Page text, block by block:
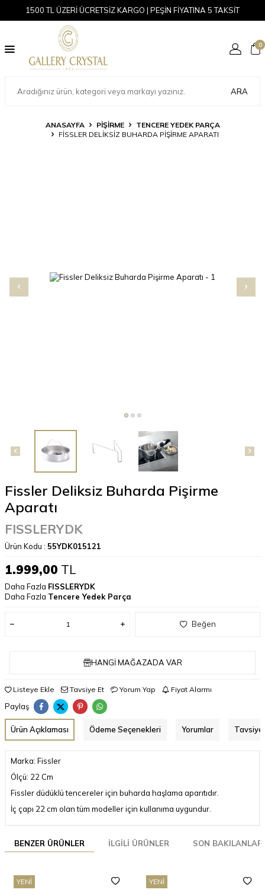
1500 TL ÜZERİ ÜCRETSİZ KARGO | PEŞİN FİYATINA 5 TAKSİT
ARA
0
ANASAYFA PİŞİRME
TENCERE YEDEK PARÇA
FISSLER DELIKSIZ BUHARDA PIŞIRME APARATI
Fissler Deliksiz Buharda Pişirme
Aparatı
FISSLERYDK
Ürün Kodu : 55YDK015121
1.999,00 TL
Daha Fazla FISSLERYDK
Daha Fazla Tencere Yedek Parça
Beğen
HANGI MAĞAZADA VAR
Listeye Ekle Tavsiye Et Yorum Yap Fiyat Alarmı
Paylaş
Ürün Açıklaması Ödeme Seçenekleri Yorumlar Tavsiye
Marka: Fissler
Ölçü: 22 Cm
Fissler düdüklü tencereler için buharda haşlama aparıtıdır.
İç çapı 22 cm olan tüm modeller için kullanıma uygundur.
BENZER ÜRÜNLER İLGILI ÜRÜNLER SON BAKILANLAR
YENI YENI